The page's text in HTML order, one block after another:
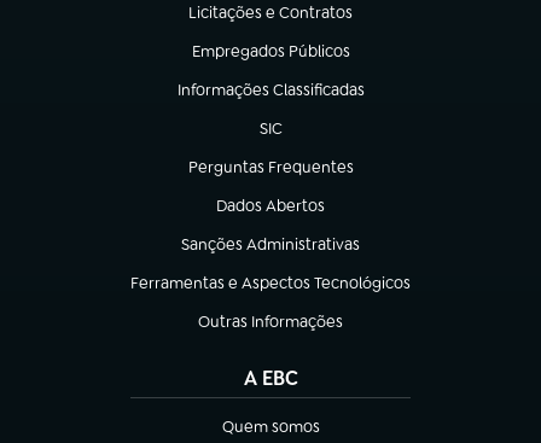
Licitações e Contratos
(abre em nova aba)
Empregados Públicos
(abre em nova aba)
Informações Classificadas
(abre em nova aba)
SIC
(abre em nova aba)
Perguntas Frequentes
(abre em nova aba)
Dados Abertos
(abre em nova aba)
Sanções Administrativas
(abre em nova aba)
Ferramentas e Aspectos Tecnológicos
(abre em nova aba)
Outras Informações
(abre em nova aba)
A EBC
Quem somos
(abre em nova aba)